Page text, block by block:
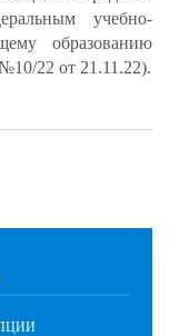
учебно-
образованию
22 от 21.11.22).